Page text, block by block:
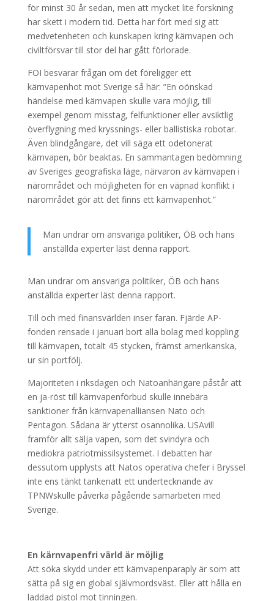
för minst 30 år sedan, men att mycket lite forskning
har skett i modern tid. Detta har fört med sig att
medvetenheten och kunskapen kring kärnvapen och
civiltförsvar till stor del har gått förlorade.
FOI besvarar frågan om det föreligger ett
kärnvapenhot mot Sverige så här: ”En oönskad
händelse med kärnvapen skulle vara möjlig, till
exempel genom misstag, felfunktioner eller avsiktlig
överflygning med kryssnings- eller ballistiska robotar.
Även blindgångare, det vill säga ett odetonerat
kärnvapen, bör beaktas. En sammantagen bedömning
av Sveriges geografiska läge, närvaron av kärnvapen i
närområdet och möjligheten för en väpnad konflikt i
närområdet gör att det finns ett kärnvapenhot.”
Man undrar om ansvariga politiker, ÖB och hans
anställda experter läst denna rapport.
Man undrar om ansvariga politiker, ÖB och hans
anställda experter läst denna rapport.
Till och med finansvärlden inser faran. Fjärde AP-
fonden rensade i januari bort alla bolag med koppling
till kärnvapen, totalt 45 stycken, främst amerikanska,
ur sin portfölj.
Majoriteten i riksdagen och Natoanhängare påstår att
en ja-röst till kärnvapenförbud skulle innebära
sanktioner från kärnvapenalliansen Nato och
Pentagon. Sådana är ytterst osannolika. USAvill
framför allt sälja vapen, som det svindyra och
mediokra patriotmissilsystemet. I debatten har
dessutom upplysts att Natos operativa chefer i Bryssel
inte ens tänkt tankenatt ett undertecknande av
TPNWskulle påverka pågående samarbeten med
Sverige.
En kärnvapenfri värld är möjlig
Att söka skydd under ett kärnvapenparaply är som att
sätta på sig en global självmordsväst. Eller att hålla en
laddad pistol mot tinningen.